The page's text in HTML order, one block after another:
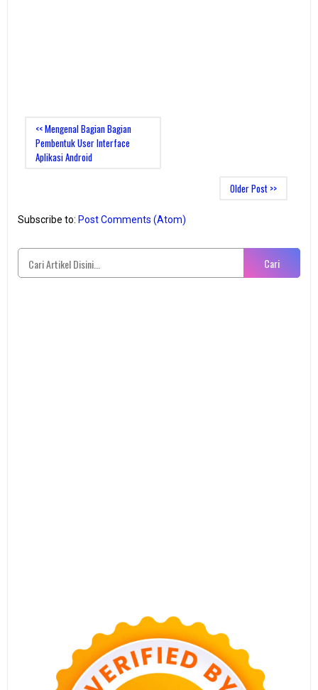
<< Mengenal Bagian Bagian
Pembentuk User Interface
Aplikasi Android
Older Post >>
Subscribe to: Post Comments (Atom)
Cari